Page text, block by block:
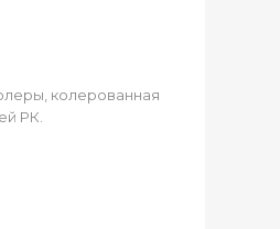
колерованная
РК.